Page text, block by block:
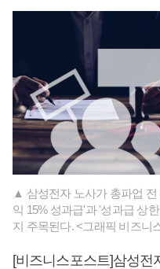
▲ 삼성전자 노사가 총파업
익 15% 성과급'과 '성과급 상
지 주목된다. <그래픽 비즈니
[비즈니스포스트]삼성전